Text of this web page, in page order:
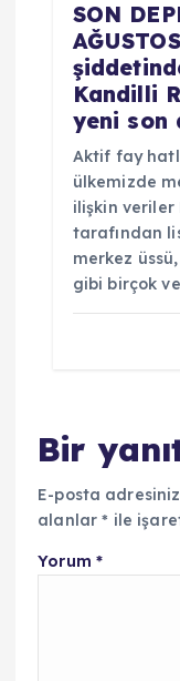
SON
Kandilli
yeni son
Aktif fay
ülkemizde
ilişkin veriler
tarafından
merkez
gibi birçok
Bir
E-posta
alanlar* ile
Yorum *